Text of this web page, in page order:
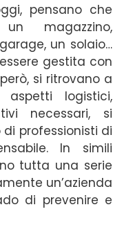
pensano che
magazzino,
un solaio…
gestita con
si ritrovano a
logistici,
necessari, si
professionisti di
In simili
tutta una serie
un’azienda
di prevenire e